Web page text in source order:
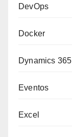
DevOps
Docker
Dynamics 365
Eventos
Excel